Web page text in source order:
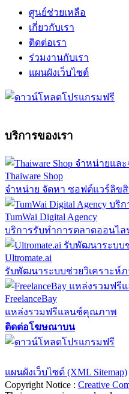
ศูนย์ช่วยเหลือ
เกี่ยวกับเรา
ติดต่อเรา
ร่วมงานกับเรา
แผนผังเว็บไซต์
บริการของเรา
Thaiware Shop
จำหน่าย จัดหา ซอฟต์แวร์ลิข
TumWai Digital Agency
บริการรับทำการตลาดออนไล
Ultromate.ai
รับพัฒนาระบบช่วยวิเคราะห์
FreelanceBay
แหล่งรวมฟรีแลนซ์คุณภาพ
ติดต่อโฆษณาบน
แผนผังเว็บไซต์ (XML Sitemap)
Copyright Notice : Creative